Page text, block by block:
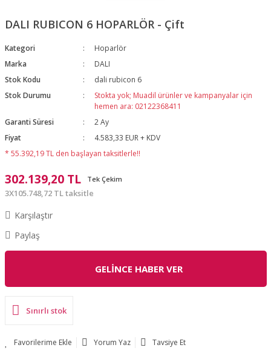
DALI RUBICON 6 HOPARLÖR - Çift
Kategori
Hoparlör
Marka
DALI
Stok Kodu
dali rubicon 6
Stok Durumu
Stokta yok; Muadil ürünler ve kampanyalar için
hemen ara: 02122368411
Garanti Süresi
2 Ay
Fiyat
4.583,33 EUR + KDV
* 55.392,19 TL den başlayan taksitlerle!!
302.139,20 TL Tek Çekim
3X105.748,72 TL taksitle
Karşılaştır
Paylaş
GELİNCE HABER VER
Sınırlı stok
Yorum Yaz Tavsiye Et